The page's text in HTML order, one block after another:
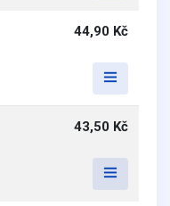
44,90 Kč
43,50 Kč